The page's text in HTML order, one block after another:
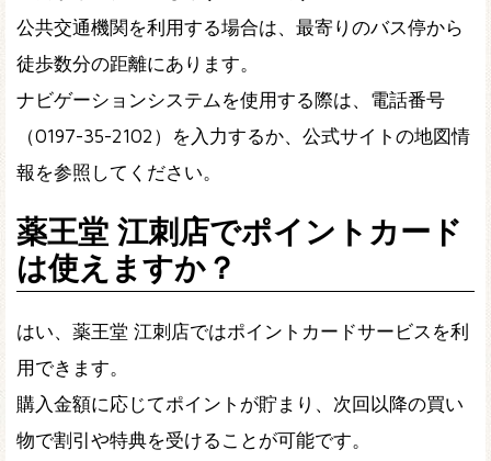
公共交通機関を利用する場合は、最寄りのバス停から
徒歩数分の距離にあります。
ナビゲーションシステムを使用する際は、電話番号
（0197-35-2102）を入力するか、公式サイトの地図情
報を参照してください。
薬王堂 江刺店でポイントカード
は使えますか？
はい、薬王堂 江刺店ではポイントカードサービスを利
用できます。
購入金額に応じてポイントが貯まり、次回以降の買い
物で割引や特典を受けることが可能です。